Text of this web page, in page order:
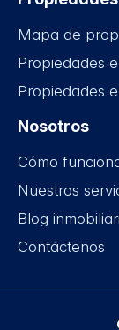
Mapa de
Propiedades
Propiedades
Nosotros
Cómo
Nuestros
Blog
Contáctenos